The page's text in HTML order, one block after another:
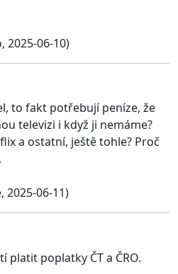
2025-06-10)
to fakt potřebují peníze, že
televizi i když ji nemáme?
a ostatní, ještě tohle? Proč
2025-06-11)
platit poplatky ČT a ČRO.